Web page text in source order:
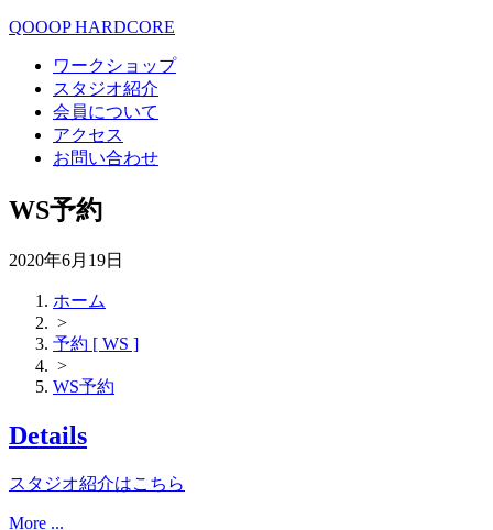
QOOOP HARDCORE
ワークショップ
スタジオ紹介
会員について
アクセス
お問い合わせ
WS予約
2020年6月19日
ホーム
>
予約 [ WS ]
>
WS予約
Details
スタジオ紹介はこちら
More ...